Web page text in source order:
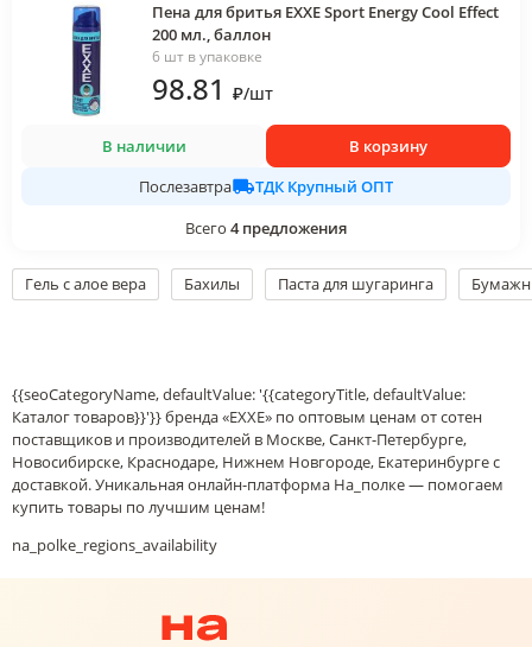
Пена для бритья EXXE Sport Energy Cool Effect
200 мл., баллон
6 шт в упаковке
98.81 ₽/шт
В наличии
В корзину
Послезавтра
ТДК Крупный ОПТ
Всего 4 предложения
Гель с алое вера Бахилы Паста для шугаринга
{{seoCategoryName, defaultValue: '{{categoryTitle, defaultValue:
Каталог товаров}}'}} бренда «EXXE» по оптовым ценам от сотен
поставщиков и производителей в Москве, Санкт-Петербурге,
Новосибирске, Краснодаре, Нижнем Новгороде, Екатеринбурге с
доставкой. Уникальная онлайн-платформа На_полке — помогаем
купить товары по лучшим ценам!
na_polke_regions_availability